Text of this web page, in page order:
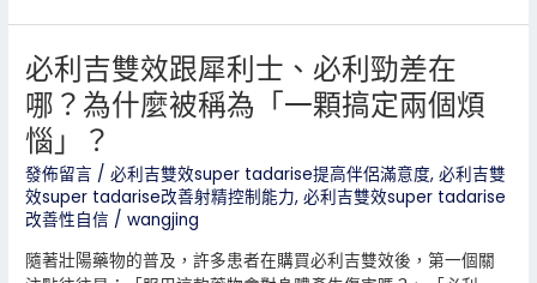
的
有
那
麼
神
嗎？
必利吉雙效跟犀利士、必利勁差在
哪？為什麼被稱為「一顆搞定兩個煩
惱」？
發佈留言 /必利吉雙效super tadarise提高伴侶滿意度,必利吉雙
效super tadarise改善射精控制能力,必利吉雙效super tadarise
改善性自信 /wangjing
隨著壯陽藥物的普及，許多患者在購買必利吉雙效後，第一個關
必
利
吉
雙
效
跟
犀
士、